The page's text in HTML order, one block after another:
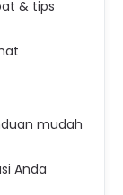
& tips
mudah
Anda